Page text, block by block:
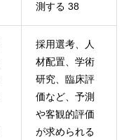
測する 38
採用選考、人
材配置、学術
研究、臨床評
価など、予測
や客観的評価
が求められる